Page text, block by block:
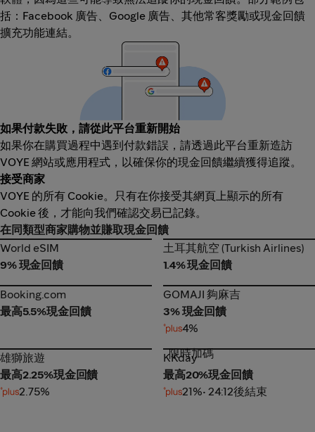
括：Facebook 廣告、Google 廣告、其他常客獎勵或現金回饋
擴充功能連結。
如果付款失敗，請從此平台重新開始
如果你在購買過程中遇到付款錯誤，請透過此平台重新造訪
VOYE 網站或應用程式，以確保你的現金回饋繼續獲得追蹤。
接受商家
VOYE 的所有 Cookie。只有在你接受其網頁上顯示的所有
Cookie 後，才能向我們確認交易已記錄。
在同類型商家購物並賺取現金回饋
World eSIM
World eSIM
9% 現金回饋
土耳其航空 (Turkish Airlines)
土耳其航空 (Turkish Airlines)
1.4% 現金回饋
Booking.com
Booking.com
最高5.5%現金回饋
GOMAJI 夠麻吉
GOMAJI 夠麻吉
3% 現金回饋
4%
雄獅旅遊
雄獅旅遊
最高2.25%現金回饋
2.75%
KKday
限時加碼
KKday
最高20%現金回饋
21%• 24:12後結束